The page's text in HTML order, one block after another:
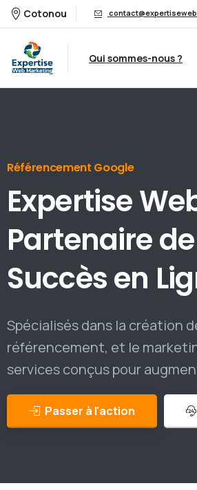
Cotonou
Qui sommes-nous ?
Référencement Google
Expertise
Partenairede
Succèsen
Spécialisés dans la création
référencement, et le
services conçus pour
Passer à l'action